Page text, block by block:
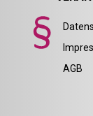
AGB